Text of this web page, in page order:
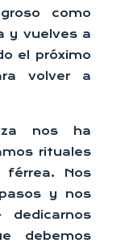
como
y vuelves a
el próximo
volver a
nos ha
rituales
férrea. Nos
y nos
debemos